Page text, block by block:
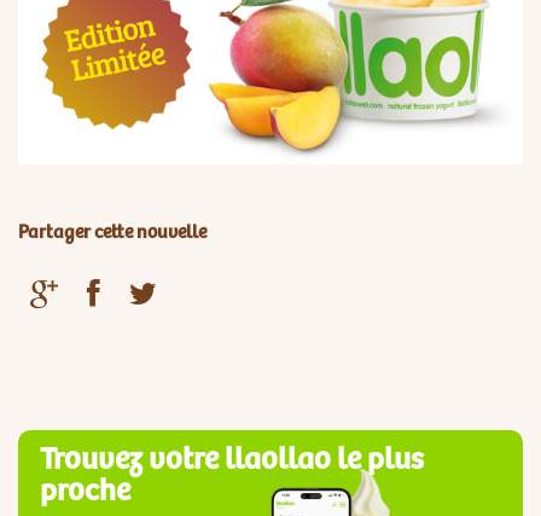
Partager cette nouvelle
Trouvez votre llaollao le plus
proche